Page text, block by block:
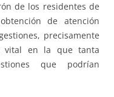
de los residentes de
de atención
precisamente
vital en la que tanta
que podrían